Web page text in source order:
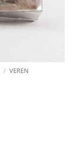
/ VEREN